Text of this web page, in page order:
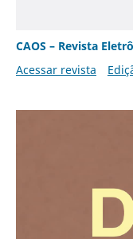
CAOS – Revista
Acessar revista